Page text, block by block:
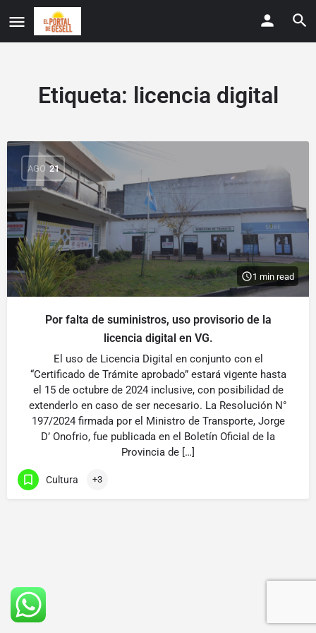
Etiqueta: licencia digital
AGO 21
1 min read
Por falta de suministros, uso provisorio de la
licencia digital en VG.
El uso de Licencia Digital en conjunto con el
“Certificado de Trámite aprobado” estará vigente hasta
el 15 de octubre de 2024 inclusive, con posibilidad de
extenderlo en caso de ser necesario. La Resolución N°
197/2024 firmada por el Ministro de Transporte, Jorge
D’ Onofrio, fue publicada en el Boletín Oficial de la
Provincia de […]
Cultura +3